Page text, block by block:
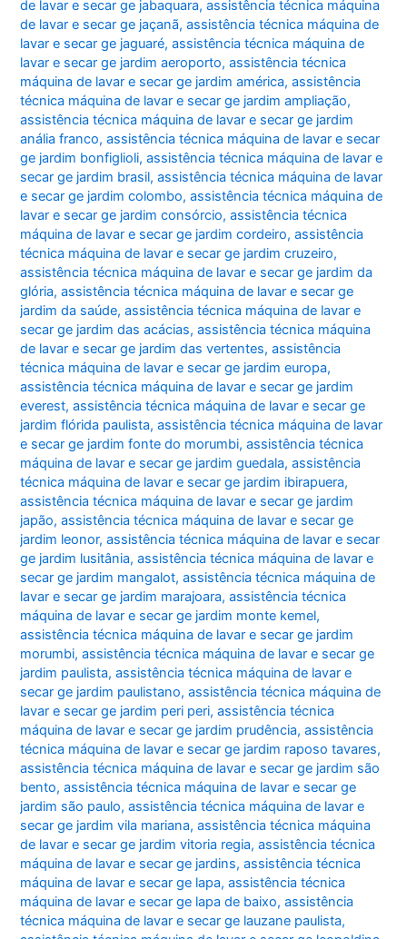
de lavar e secar ge jabaquara,assistência técnica máquina
de lavar e secar ge jaçanã,assistência técnica máquina de
lavar e secar ge jaguaré,assistência técnica máquina de
lavar e secar ge jardim aeroporto,assistência técnica
máquina de lavar e secar ge jardim américa,assistência
técnica máquina de lavar e secar ge jardim ampliação,
assistência técnica máquina de lavar e secar ge jardim
anália franco,assistência técnica máquina de lavar e secar
ge jardim bonfiglioli,assistência técnica máquina de lavar e
secar ge jardim brasil,assistência técnica máquina de lavar
e secar ge jardim colombo,assistência técnica máquina de
lavar e secar ge jardim consórcio,assistência técnica
máquina de lavar e secar ge jardim cordeiro,assistência
técnica máquina de lavar e secar ge jardim cruzeiro,
assistência técnica máquina de lavar e secar ge jardim da
glória,assistência técnica máquina de lavar e secar ge
jardim da saúde,assistência técnica máquina de lavar e
secar ge jardim das acácias,assistência técnica máquina
de lavar e secar ge jardim das vertentes,assistência
técnica máquina de lavar e secar ge jardim europa,
assistência técnica máquina de lavar e secar ge jardim
everest,assistência técnica máquina de lavar e secar ge
jardim flórida paulista,assistência técnica máquina de lavar
e secar ge jardim fonte do morumbi,assistência técnica
máquina de lavar e secar ge jardim guedala,assistência
técnica máquina de lavar e secar ge jardim ibirapuera,
assistência técnica máquina de lavar e secar ge jardim
japão,assistência técnica máquina de lavar e secar ge
jardim leonor,assistência técnica máquina de lavar e secar
ge jardim lusitânia,assistência técnica máquina de lavar e
secar ge jardim mangalot,assistência técnica máquina de
lavar e secar ge jardim marajoara,assistência técnica
máquina de lavar e secar ge jardim monte kemel,
assistência técnica máquina de lavar e secar ge jardim
morumbi,assistência técnica máquina de lavar e secar ge
jardim paulista,assistência técnica máquina de lavar e
secar ge jardim paulistano,assistência técnica máquina de
lavar e secar ge jardim peri peri,assistência técnica
máquina de lavar e secar ge jardim prudência,assistência
técnica máquina de lavar e secar ge jardim raposo tavares,
assistência técnica máquina de lavar e secar ge jardim são
bento,assistência técnica máquina de lavar e secar ge
jardim são paulo,assistência técnica máquina de lavar e
secar ge jardim vila mariana,assistência técnica máquina
de lavar e secar ge jardim vitoria regia,assistência técnica
máquina de lavar e secar ge jardins,assistência técnica
máquina de lavar e secar ge lapa,assistência técnica
máquina de lavar e secar ge lapa de baixo,assistência
técnica máquina de lavar e secar ge lauzane paulista,